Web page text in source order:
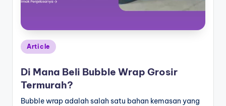
Article
Di Mana Beli Bubble Wrap Grosir
Termurah?
Bubble wrap adalah salah satu bahan kemasan yang